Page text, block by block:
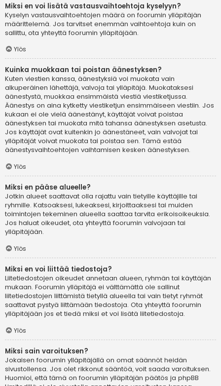
Miksi en voi lisätä vastausvaihtoehtoja kyselyyn?
Kyselyn vastausvaihtoehtojen määrä on foorumin ylläpitäjän
määrittelemä. Jos tarvitset enemmän vaihtoehtoja kuin on
sallittu, ota yhteyttä foorumin ylläpitäjään.
Ylös
Kuinka muokkaan tai poistan äänestyksen?
Kuten viestien kanssa, äänestyksiä voi muokata vain
alkuperäinen lähettäjä, valvoja tai ylläpitäjä. Muokataksesi
äänestystä, muokkaa ensimmäistä viestiä viestiketjussa.
Äänestys on aina kytketty viestiketjun ensimmäiseen viestiin. Jos
kukaan ei ole vielä äänestänyt, käyttäjät voivat poistaa
äänestyksen tai muokata mitä tahansa äänestyksen asetusta.
Jos käyttäjät ovat kuitenkin jo äänestäneet, vain valvojat tai
ylläpitäjät voivat muokata tai poistaa sen. Tämä estää
äänestysvaihtoehtojen vaihtamisen kesken äänestyksen.
Ylös
Miksi en pääse alueelle?
Jotkin alueet saattavat olla rajattu vain tietyille käyttäjille tai
ryhmille. Katsoaksesi, lukeaksesi, kirjoittaaksesi tai muiden
toimintojen tekeminen alueella saattaa tarvita erikoisoikeuksia.
Jos haluat oikeudet, ota yhteyttä foorumin valvojaan tai
ylläpitäjään.
Ylös
Miksi en voi liittää tiedostoja?
Liitetiedostojen oikeudet annetaan alueen, ryhmän tai käyttäjän
mukaan. Foorumin ylläpitäjä ei välttämättä ole sallinut
liitetiedostojen liittämistä tietyllä alueella tai vain tietyt ryhmät
saattavat pystyä liittämään tiedostoja. Ota yhteyttä foorumin
ylläpitäjään jos et tiedä miksi et voi lisätä liitetiedostoja.
Ylös
Miksi sain varoituksen?
Jokaisen foorumin ylläpitäjällä on omat säännöt heidän
sivustollensa. Jos olet rikkonut sääntöä, voit saada varoituksen.
Huomioi, että tämä on foorumin ylläpitäjän päätös ja phpBB